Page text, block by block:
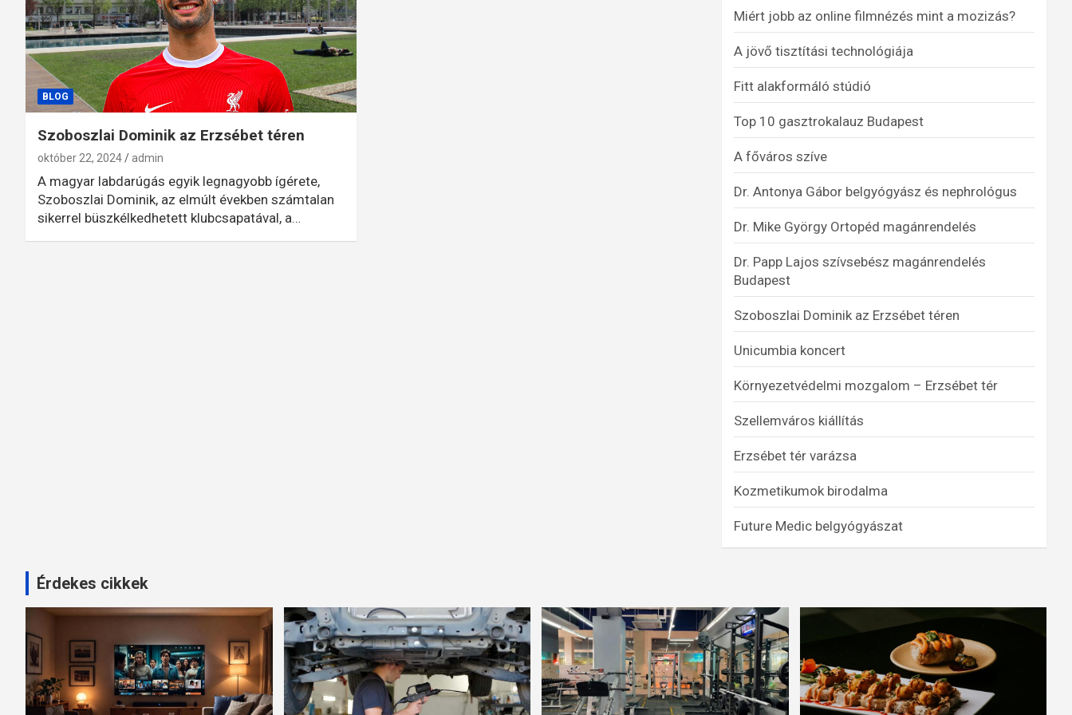
BLOG
Szoboszlai Dominik az Erzsébet téren
október 22, 2024 admin
A magyar labdarúgás egyik legnagyobb ígérete,
Szoboszlai Dominik, az elmúlt években számtalan
sikerrel büszkélkedhetett klubcsapatával, a…
Miért jobb az online filmnézés mint a mozizás?
A jövő tisztítási technológiája
Fitt alakformáló stúdió
Top 10 gasztrokalauz Budapest
A főváros szíve
Dr. Antonya Gábor belgyógyász és nephrológus
Dr. Mike György Ortopéd magánrendelés
Dr. Papp Lajos szívsebész magánrendelés
Budapest
Szoboszlai Dominik az Erzsébet téren
Unicumbia koncert
Környezetvédelmi mozgalom – Erzsébet tér
Szellemváros kiállítás
Erzsébet tér varázsa
Kozmetikumok birodalma
Future Medic belgyógyászat
Érdekes cikkek